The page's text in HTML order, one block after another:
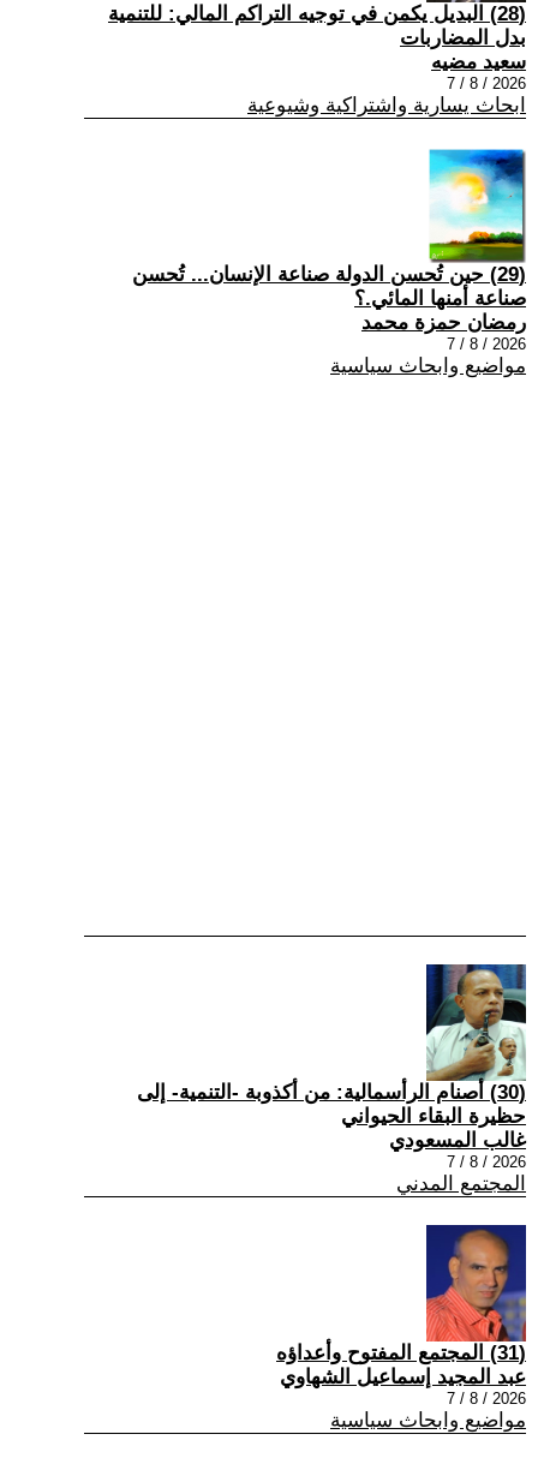
(28) البديل يكمن في توجيه التراكم المالي: للتنمية
بدل المضاربات
سعيد مضيه
2026 / 8 / 7
ابحاث يسارية واشتراكية وشيوعية
(29) حين تُحسن الدولة صناعة الإنسان... تُحسن
صناعة أمنها المائي.؟
رمضان حمزة محمد
2026 / 8 / 7
مواضيع وابحاث سياسية
(30) أصنام الرأسمالية: من أكذوبة -التنمية- إلى
حظيرة البقاء الحيواني
غالب المسعودي
2026 / 8 / 7
المجتمع المدني
(31) المجتمع المفتوح وأعداؤه
عبد المجيد إسماعيل الشهاوي
2026 / 8 / 7
مواضيع وابحاث سياسية